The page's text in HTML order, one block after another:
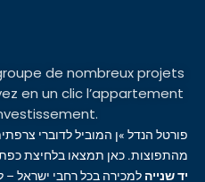
de nombreux projets
en un clic l’appartement
פורטל הנדל »ן המוביל לדוברי
מהתפוצות. כאן תמצאו בלחיצת
יד שנייה למכירה בכל רחבי ישראל –